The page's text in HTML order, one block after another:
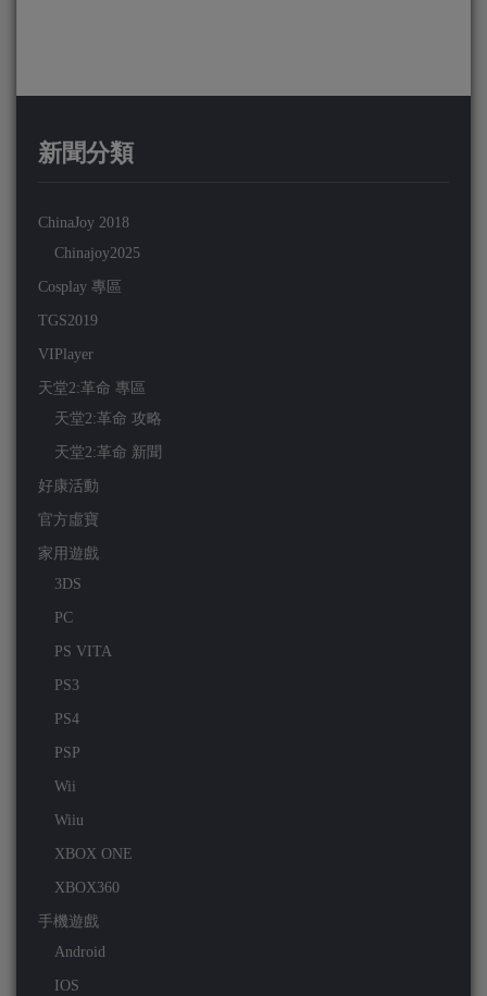
新聞分類
ChinaJoy 2018
Chinajoy2025
Cosplay 專區
TGS2019
VIPlayer
天堂2:革命 專區
天堂2:革命 攻略
天堂2:革命 新聞
好康活動
官方虛寶
家用遊戲
3DS
PC
PS VITA
PS3
PS4
PSP
Wii
Wiiu
XBOX ONE
XBOX360
手機遊戲
Android
IOS